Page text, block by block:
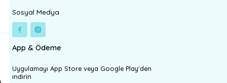
Sosyal Medya
App & Ödeme
Uygulamayı App Store veya Google Play'den
indirin